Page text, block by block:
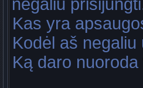
negaliu
Kas yra
Kodėl aš
Ką daro